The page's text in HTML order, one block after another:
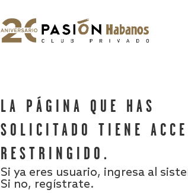
LA PÁGINA QUE HAS
SOLICITADO TIENE
RESTRINGIDO.
Si ya eres usuario, ingresa al
Si no, regístrate.